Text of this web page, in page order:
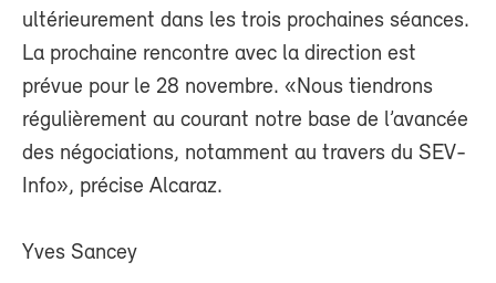
ultérieurement dans les trois prochaines séances.
La prochaine rencontre avec la direction est
prévue pour le 28 novembre. «Nous tiendrons
régulièrement au courant notre base de l’avancée
des négociations, notamment au travers du SEV-
Info», précise Alcaraz.
Yves Sancey